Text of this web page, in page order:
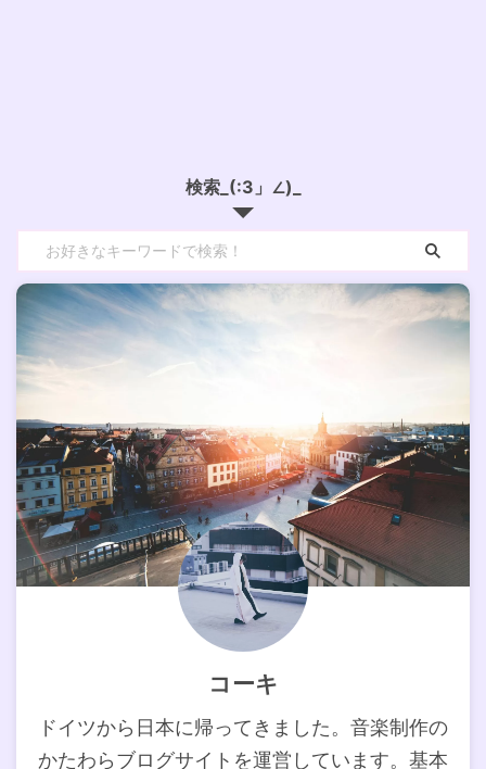
検索_(:3」∠)_
コーキ
ドイツから日本に帰ってきました。音楽制作の
かたわらブログサイトを運営しています。基本